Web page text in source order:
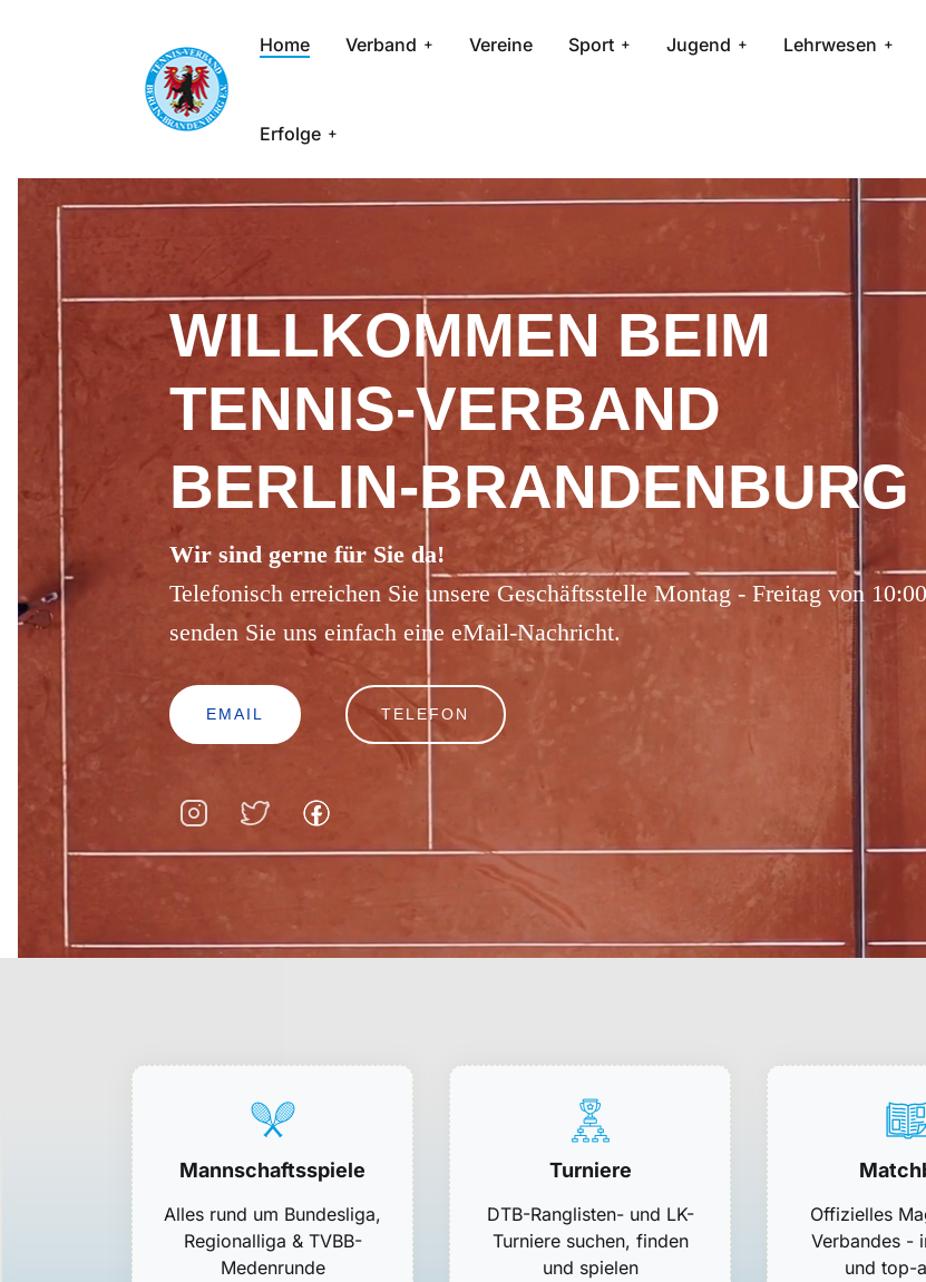
Home Verband Vereine Sport Jugend Lehrwesen
Erfolge
WILLKOMMEN BEIM
TENNIS-VERBAND
BERLIN-BRANDENBURG
Wir sind gerne für Sie da!
Telefonisch erreichen Sie unsere Geschäftsstelle Montag - Freitag von
senden Sie uns einfach eine eMail-Nachricht.
EMAIL TELEFON
Mannschaftsspiele
Alles rund um Bundesliga,
Regionalliga & TVBB-
Medenrunde
Turniere
DTB-Ranglisten- und LK-
Turniere suchen, finden
und spielen
Offizielles
Verbandes -
und top-